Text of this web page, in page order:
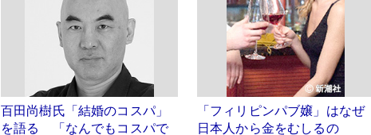
百田尚樹氏「結婚のコスパ」
を語る 「なんでもコスパで
「フィリピンパブ嬢」はなぜ
日本人から金をむしるの